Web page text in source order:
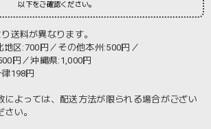
以下をご確認ください。
送料が異なります。
区:700円／その他本州:500円／
円／沖縄県:1,000円
198円
よっては、配送方法が限られる場合がござい
い。